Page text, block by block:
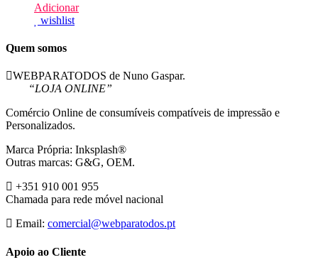
Preto
Tinteiro
Adicionar
wishlist
Quem somos
WEBPARATODOS de Nuno Gaspar.
“LOJA ONLINE”
Comércio Online de consumíveis compatíveis de impressão e
Personalizados.
Marca Própria: Inksplash®
Outras marcas: G&G, OEM.
+351 910 001 955
Chamada para rede móvel nacional
Email: comercial@webparatodos.pt
Apoio ao Cliente